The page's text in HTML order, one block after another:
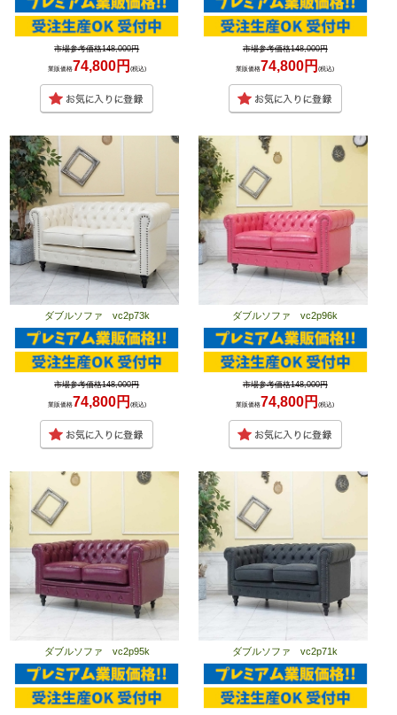
市場参考価格148,000円
業販価格74,800円 (税込)
市場参考価格148,000円
業販価格74,800円(税込)
ダブルソファ vc2p73k
市場参考価格148,000円
業販価格74,800円 (税込)
ダブルソファ vc2p96k
市場参考価格148,000円
業販価格74,800円(税込)
ダブルソファ vc2p95k ダブルソファ vc2p71k